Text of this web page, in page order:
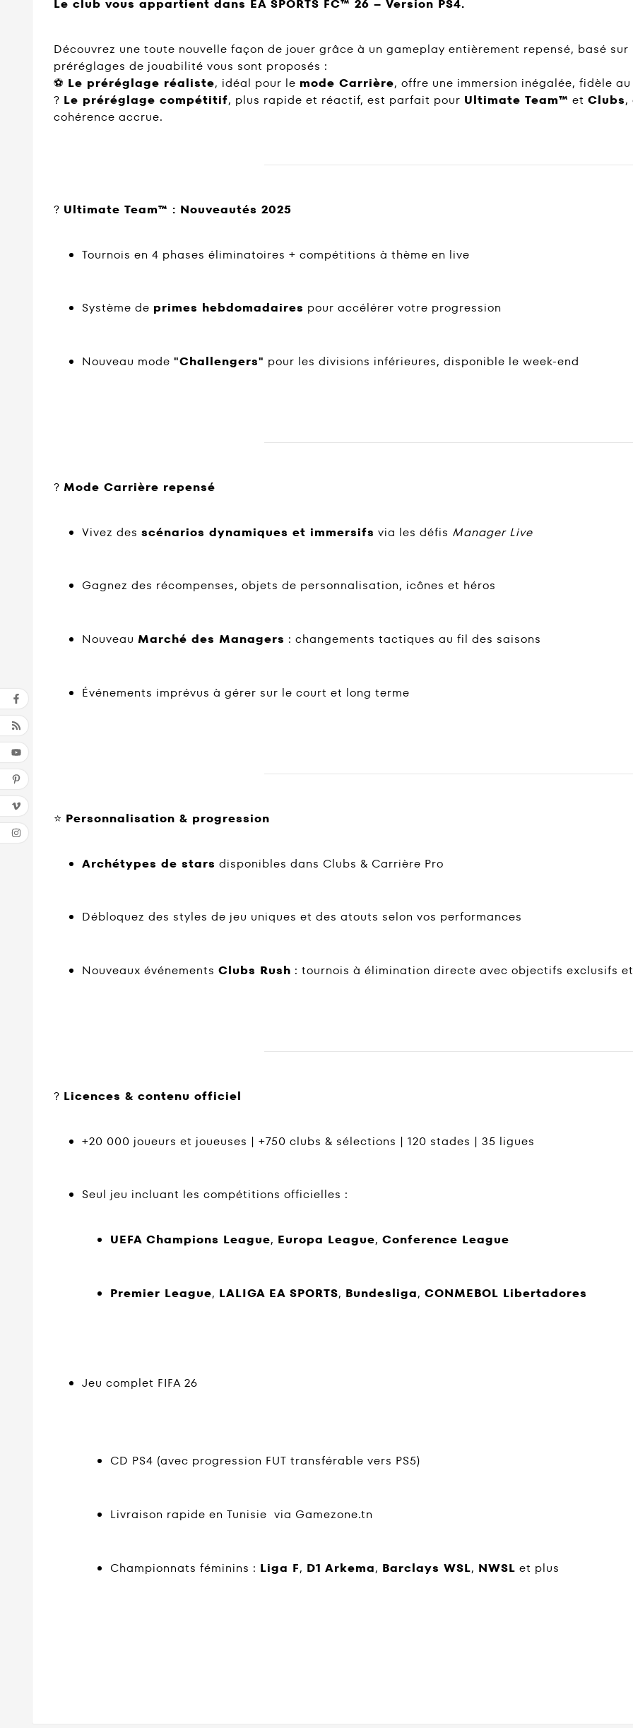
Le club vous appartient dans EA SPORTS FC™ 26 – Version PS4.
Découvrez une toute nouvelle façon de jouer grâce à un gameplay entièrement repensé, basé
préréglages de jouabilité vous sont proposés :
⚽ Le préréglage réaliste, idéal pour le mode Carrière, offre une immersion inégalée, fidèle
? Le préréglage compétitif, plus rapide et réactif, est parfait pour Ultimate Team™ et Clubs,
cohérence accrue.
? Ultimate Team™ : Nouveautés 2025
Tournois en 4 phases éliminatoires + compétitions à thème en live
Système de primes hebdomadaires pour accélérer votre progression
Nouveau mode "Challengers" pour les divisions inférieures, disponible le week-end
? Mode Carrière repensé
Vivez des scénarios dynamiques et immersifs via les défis Manager Live
Gagnez des récompenses, objets de personnalisation, icônes et héros
Nouveau Marché des Managers : changements tactiques au fil des saisons
Événements imprévus à gérer sur le court et long terme
⭐ Personnalisation & progression
Archétypes de stars disponibles dans Clubs & Carrière Pro
Débloquez des styles de jeu uniques et des atouts selon vos performances
Nouveaux événements Clubs Rush : tournois à élimination directe avec objectifs exclusifs
?️ Licences & contenu officiel
+20 000 joueurs et joueuses | +750 clubs & sélections | 120 stades | 35 ligues
Seul jeu incluant les compétitions officielles :
UEFA Champions League, Europa League, Conference League
Premier League, LALIGA EA SPORTS, Bundesliga, CONMEBOL Libertadores
Jeu complet FIFA 26
CD PS4 (avec progression FUT transférable vers PS5)
Livraison rapide en Tunisie via Gamezone.tn
Championnats féminins : Liga F, D1 Arkema, Barclays WSL, NWSL et plus